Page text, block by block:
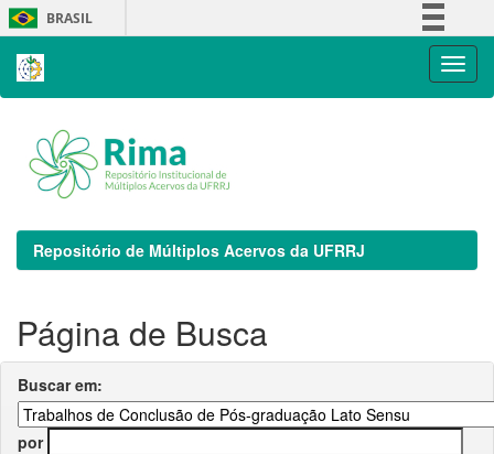
Skip
navigation
BRASIL
Repositório de Múltiplos Acervos da UFRRJ
Página de Busca
Buscar em:
por